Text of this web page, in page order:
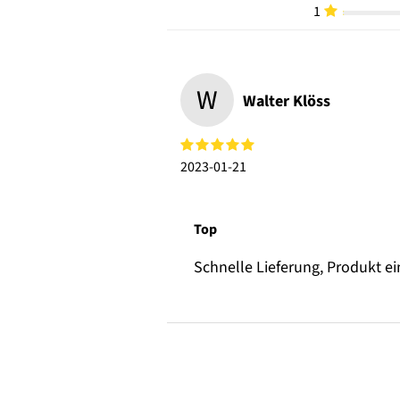
1
W Walter Klöss
2023-01-21
Top
Schnelle Lieferung, Produkt